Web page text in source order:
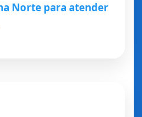
Norte para atender